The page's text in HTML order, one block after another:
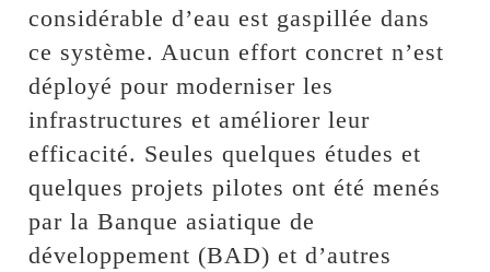
considérable d’eau est gaspillée dans
ce système. Aucun effort concret n’est
déployé pour moderniser les
infrastructures et améliorer leur
efficacité. Seules quelques études et
quelques projets pilotes ont été menés
par la Banque asiatique de
développement (BAD) et d’autres